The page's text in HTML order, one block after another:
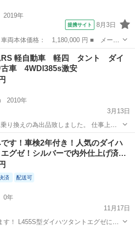
2019年
提携サイト 8月3日
： タント ■ グレード名： カスタム
減ブレーキ 車線逸脱防止 リアカメ
RS 軽自動車 軽四 タント ダイ
車 4WDl385s激安
2010年
3月13日
り換えの為出品致しました。 仕事上現
しか受けれません。 その他ご返信もすぐ
外装、内装は年式相応綺麗な方かと思い
ま...
タント 軽四
す！車検2年付き！人気のダイハ
エグゼ！シルバーで内外仕上げ済…
済 配送可
0年
11月17日
！ L455S型ダイハツタントエグゼにな